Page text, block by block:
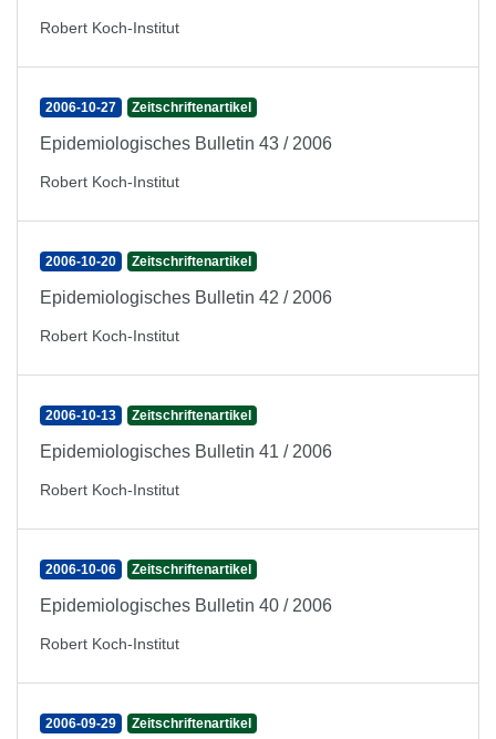
Robert Koch-Institut
2006-10-27 Zeitschriftenartikel
Epidemiologisches Bulletin 43 / 2006
Robert Koch-Institut
2006-10-20 Zeitschriftenartikel
Epidemiologisches Bulletin 42 / 2006
Robert Koch-Institut
2006-10-13 Zeitschriftenartikel
Epidemiologisches Bulletin 41 / 2006
Robert Koch-Institut
2006-10-06 Zeitschriftenartikel
Epidemiologisches Bulletin 40 / 2006
Robert Koch-Institut
2006-09-29 Zeitschriftenartikel